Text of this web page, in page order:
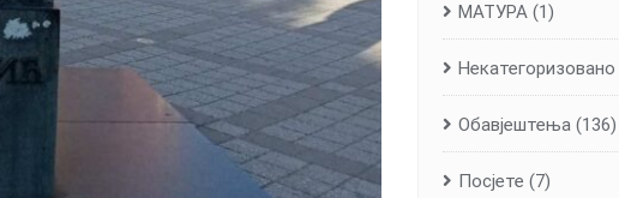
МАТУРА (1)
Некатегоризовано
Обавјештења (136)
Посјете (7)